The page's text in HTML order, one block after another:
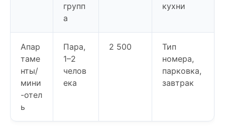
групп
а
кухни
Апар
таме
нты/
мини
-отел
ь
Пара,
1–2
челов
ека
2 500
Тип
номера,
парковка,
завтрак